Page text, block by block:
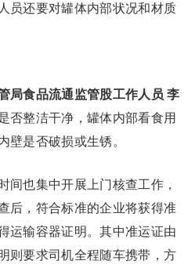
员还要对罐体内部状况和材质
局食品流通监管股工作人员 李
否整洁干净，罐体内部看食用
壁是否破损或生锈。
间也集中开展上门核查工作，
后，符合标准的企业将获得准
运输容器证明。其中准运证由
则要求司机全程随车携带，方